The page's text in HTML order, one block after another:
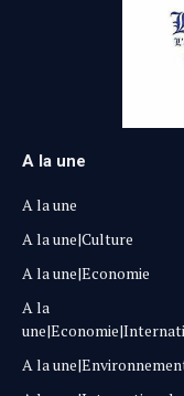
A la une
A la une
A la une|Culture
A la une|Economie
A la
A la